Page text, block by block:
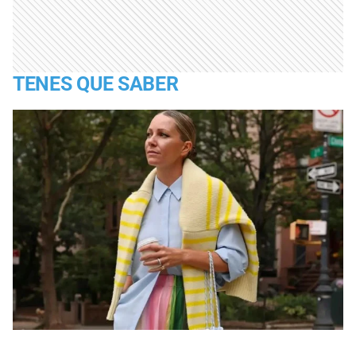
TENES QUE SABER